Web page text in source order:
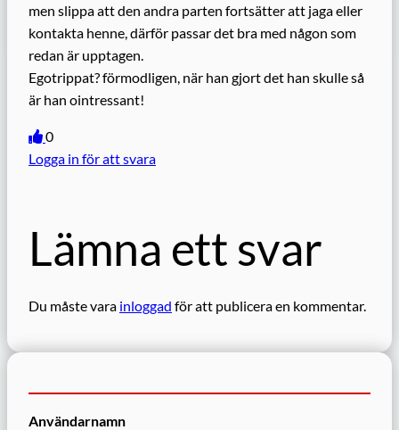
men slippa att den andra parten fortsätter att jaga eller
kontakta henne, därför passar det bra med någon som
redan är upptagen.
Egotrippat? förmodligen, när han gjort det han skulle så
är han ointressant!
0
Logga in för att svara
Lämna ett svar
Du måste vara inloggad för att publicera en kommentar.
Användarnamn